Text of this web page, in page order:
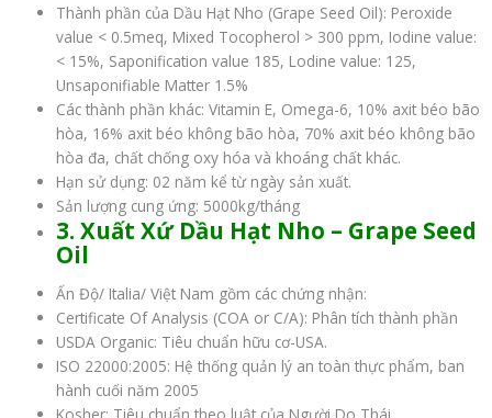
Thành phần của Dầu Hạt Nho (Grape Seed Oil): Peroxide
value < 0.5meq, Mixed Tocopherol > 300 ppm, Iodine value:
< 15%, Saponification value 185, Lodine value: 125,
Unsaponifiable Matter 1.5%
Các thành phần khác: Vitamin E, Omega-6, 10% axit béo bão
hòa, 16% axit béo không bão hòa, 70% axit béo không bão
hòa đa, chất chống oxy hóa và khoáng chất khác.
Hạn sử dụng: 02 năm kể từ ngày sản xuất.
Sản lượng cung ứng: 5000kg/tháng
3. Xuất Xứ Dầu Hạt Nho – Grape Seed
Oil
Ấn Độ/ Italia/ Việt Nam gồm các chứng nhận:
Certificate Of Analysis (COA or C/A): Phân tích thành phần
USDA Organic: Tiêu chuẩn hữu cơ-USA.
ISO 22000:2005: Hệ thống quản lý an toàn thực phẩm, ban
hành cuối năm 2005